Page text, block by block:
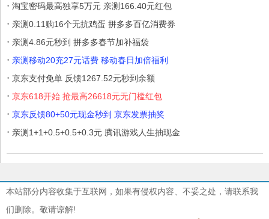
· 淘宝密码最高独享5万元 亲测166.40元红包
· 亲测0.11购16个无抗鸡蛋 拼多多百亿消费券
· 亲测4.86元秒到 拼多多春节加补福袋
· 亲测移动20充27元话费 移动春日加倍福利
· 京东支付免单 反馈1267.52元秒到余额
· 京东618开始 抢最高26618元无门槛红包
· 京东反馈80+50元现金秒到 京东发票抽奖
· 亲测1+1+0.5+0.5+0.3元 腾讯游戏人生抽现金
本站部分内容收集于互联网，如果有侵权内容、不妥之处，请联系我
们删除。敬请谅解!